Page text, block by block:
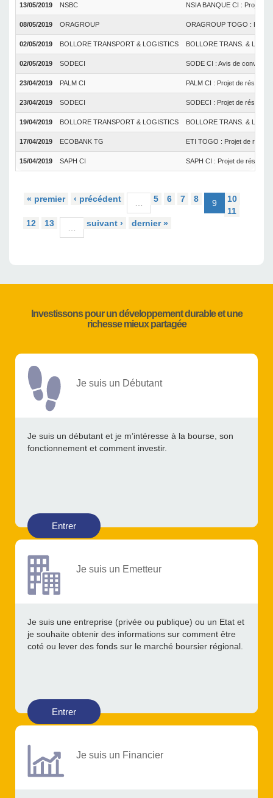
13/05/2019 NSBC NSIA BANQUE CI : Projet
08/05/2019 ORAGROUP ORAGROUP TOGO : Projet
02/05/2019 BOLLORE TRANSPORT & LOGISTICS BOLLORE TRANS. & LOG.
02/05/2019 SODECI SODE CI : Avis de
23/04/2019 PALM CI PALM CI : Projet de
23/04/2019 SODECI SODECI : Projet de
19/04/2019 BOLLORE TRANSPORT & LOGISTICS BOLLORE TRANS. & LOG.
17/04/2019 ECOBANK TG ETI TOGO : Projet de
15/04/2019 SAPH CI SAPH CI : Projet de
« premier ‹ précédent … 5 6 7 8 9
10
11
12
13 … suivant › dernier »
Investissons pour un développement durable et une
richesse mieux partagée
Je suis un Débutant
Je suis un débutant et je m’intéresse à la bourse, son
fonctionnement et comment investir.
Entrer
Je suis un Emetteur
Je suis une entreprise (privée ou publique) ou un Etat et
je souhaite obtenir des informations sur comment être
coté ou lever des fonds sur le marché boursier régional.
Entrer
Je suis un Financier